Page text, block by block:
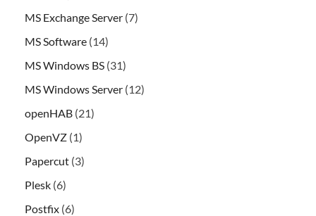
MS Exchange Server (7)
MS Software (14)
MS Windows BS (31)
MS Windows Server (12)
openHAB (21)
OpenVZ (1)
Papercut (3)
Plesk (6)
Postfix (6)